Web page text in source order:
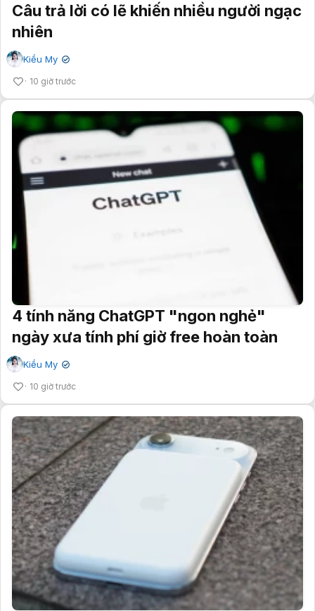
Câu trả lời có lẽ khiến nhiều người ngạc
nhiên
Kiều My ✔
10 giờ trước
4 tính năng ChatGPT "ngon nghẻ"
ngày xưa tính phí giờ free hoàn toàn
Kiều My ✔
10 giờ trước